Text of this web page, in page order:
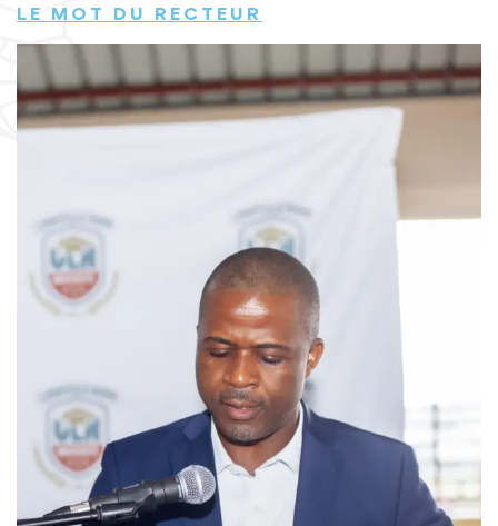
LE MOT DU RECTEUR